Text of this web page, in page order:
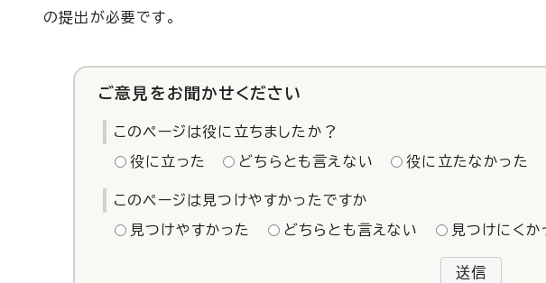
の提出が必要です。
ご意見をお聞かせください
このページは役に立ちましたか？
役に立った どちらとも言えない 役に立たなかった
このページは見つけやすかったですか
見つけやすかった どちらとも言えない 見つけにくか
送信